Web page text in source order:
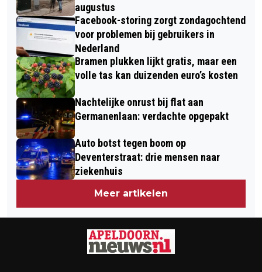
augustus
Facebook-storing zorgt zondagochtend
voor problemen bij gebruikers in
Nederland
Bramen plukken lijkt gratis, maar een
volle tas kan duizenden euro’s kosten
Nachtelijke onrust bij flat aan
Germanenlaan: verdachte opgepakt
Auto botst tegen boom op
Deventerstraat: drie mensen naar
ziekenhuis
Meer artikelen